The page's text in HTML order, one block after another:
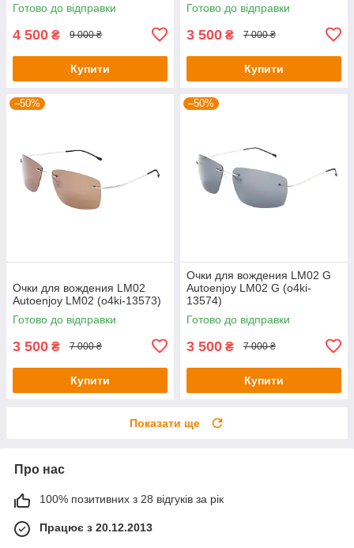
Готово до відправки
4 500 ₴ 9 000 ₴
Купити
Готово до відправки
3 500 ₴ 7 000 ₴
Купити
–50%
Очки для вождения LM02
Autoenjoy LM02 (o4ki-13573)
Готово до відправки
3 500 ₴ 7 000 ₴
Купити
–50%
Очки для вождения LM02 G
Autoenjoy LM02 G (o4ki-
13574)
Готово до відправки
3 500 ₴ 7 000 ₴
Купити
Показати ще
Про нас
100% позитивних з 28 відгуків за рік
Працює з 20.12.2013